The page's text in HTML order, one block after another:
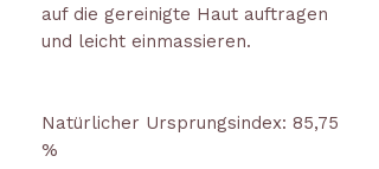
auf die gereinigte Haut auftragen
und leicht einmassieren.
Natürlicher Ursprungsindex: 85,75
%